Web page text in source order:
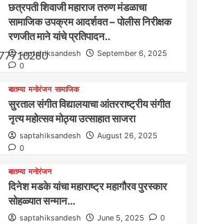
छत्रपती शिवाजी महाराज तरुण मंडळाचा
सामाजिक उपक्रम आदर्शवत – पोलीस निरीक्षक
रणजीत माने यांचे प्रतिपादन..
saptahiksandesh
September 6, 2025
0
बातम्या मनोरंजन सामाजिक
सुरताल संगीत विद्यालयाचा आंतरराष्ट्रीय संगीत
नृत्य महोत्सव मोठ्या उत्साहात साजरा
saptahiksandesh
August 26, 2025
0
बातम्या मनोरंजन
दिनेश मडके यांचा महाराष्ट्र महागौरव‌ पुरस्कार‌‌‌
सोहळ्यात सन्मान…
saptahiksandesh June 5, 2025 0